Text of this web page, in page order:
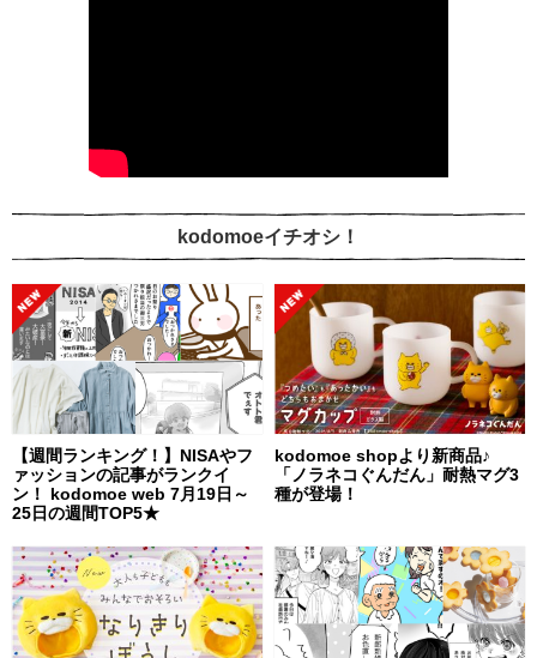
kodomoeイチオシ！
【週間ランキング！】NISAやフ
ァッションの記事がランクイ
ン！ kodomoe web 7月19日～
25日の週間TOP5★
kodomoe shopより新商品♪
「ノラネコぐんだん」耐熱マグ3
種が登場！